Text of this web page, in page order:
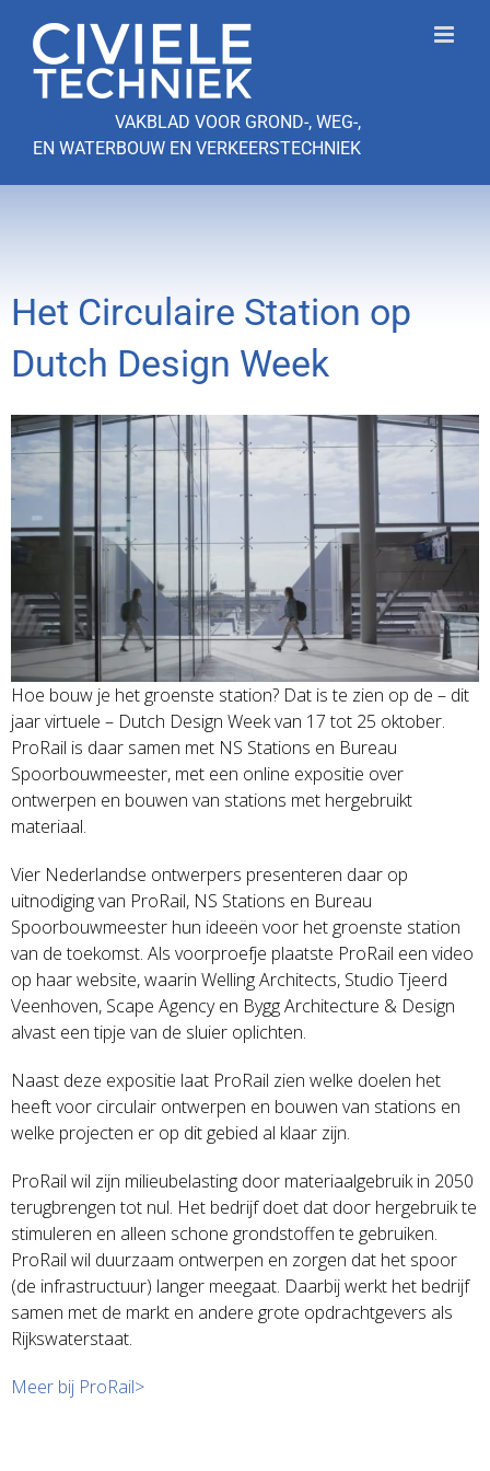
naar
inhoud
VAKBLAD VOOR GROND-, WEG-,
EN WATERBOUW EN VERKEERSTECHNIEK
Het Circulaire Station op
Dutch Design Week
Hoe bouw je het groenste station? Dat is te zien op de – dit
jaar virtuele – Dutch Design Week van 17 tot 25 oktober.
ProRail is daar samen met NS Stations en Bureau
Spoorbouwmeester, met een online expositie over
ontwerpen en bouwen van stations met hergebruikt
materiaal.
Vier Nederlandse ontwerpers presenteren daar op
uitnodiging van ProRail, NS Stations en Bureau
Spoorbouwmeester hun ideeën voor het groenste station
van de toekomst. Als voorproefje plaatste ProRail een video
op haar website, waarin Welling Architects, Studio Tjeerd
Veenhoven, Scape Agency en Bygg Architecture & Design
alvast een tipje van de sluier oplichten.
Naast deze expositie laat ProRail zien welke doelen het
heeft voor circulair ontwerpen en bouwen van stations en
welke projecten er op dit gebied al klaar zijn.
ProRail wil zijn milieubelasting door materiaalgebruik in 2050
terugbrengen tot nul. Het bedrijf doet dat door hergebruik te
stimuleren en alleen schone grondstoffen te gebruiken.
ProRail wil duurzaam ontwerpen en zorgen dat het spoor
(de infrastructuur) langer meegaat. Daarbij werkt het bedrijf
samen met de markt en andere grote opdrachtgevers als
Rijkswaterstaat.
Meer bij ProRail>